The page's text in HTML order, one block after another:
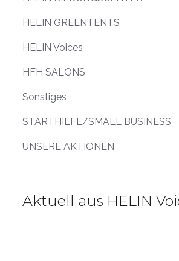
HELIN GREENTENTS
HELIN Voices
HFH SALONS
Sonstiges
STARTHILFE/SMALL BUSINESS
UNSERE AKTIONEN
Aktuell aus HELIN